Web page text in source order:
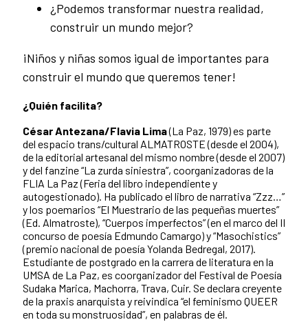
¿Podemos transformar nuestra realidad,
construir un mundo mejor?
¡Niños y niñas somos igual de importantes para
construir el mundo que queremos tener!
¿Quién facilita?
César Antezana/Flavia Lima(La Paz, 1979) es parte
del espacio trans/cultural ALMATROSTE (desde el 2004),
de la editorial artesanal del mismo nombre (desde el 2007)
y del fanzine “La zurda siniestra”, coorganizadoras de la
FLIA La Paz (Feria del libro independiente y
autogestionado). Ha publicado el libro de narrativa “Zzz…”
y los poemarios “El Muestrario de las pequeñas muertes”
(Ed. Almatroste), “Cuerpos imperfectos” (en el marco del II
concurso de poesía Edmundo Camargo) y “Masochistics”
(premio nacional de poesía Yolanda Bedregal, 2017).
Estudiante de postgrado en la carrera de literatura en la
UMSA de La Paz, es coorganizador del Festival de Poesía
Sudaka Marica, Machorra, Trava, Cuir. Se declara creyente
de la praxis anarquista y reivindica “el feminismo QUEER
en toda su monstruosidad”, en palabras de él.